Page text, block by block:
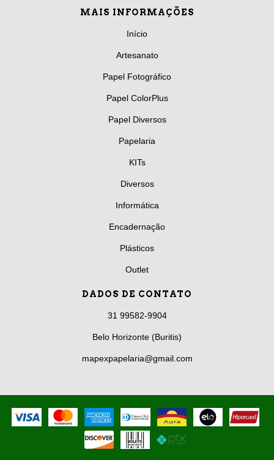
MAIS INFORMAÇÕES
Início
Artesanato
Papel Fotográfico
Papel ColorPlus
Papel Diversos
Papelaria
KITs
Diversos
Informática
Encadernação
Plásticos
Outlet
DADOS DE CONTATO
31 99582-9904
Belo Horizonte (Buritis)
mapexpapelaria@gmail.com